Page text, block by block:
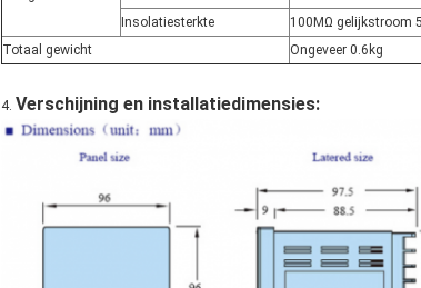
Insolatiesterkte
100MΩ gelijkstroom
Totaal gewicht
Ongeveer 0.6kg
4. Verschijning en installatiedimensies: